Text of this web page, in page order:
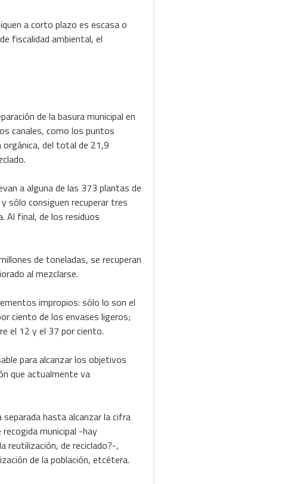
a corto plazo es escasa o
fiscalidad ambiental, el
de la basura municipal en
canales, como los puntos
orgánica, del total de 21,9
a alguna de las 373 plantas de
sólo consiguen recuperar tres
Al final, de los residuos
de toneladas, se recuperan
al mezclarse.
impropios: sólo lo son el
ciento de los envases ligeros;
el 12 y el 37 por ciento.
para alcanzar los objetivos
que actualmente va
hasta alcanzar la cifra
municipal -hay
de reciclado?-,
de la población, etcétera.